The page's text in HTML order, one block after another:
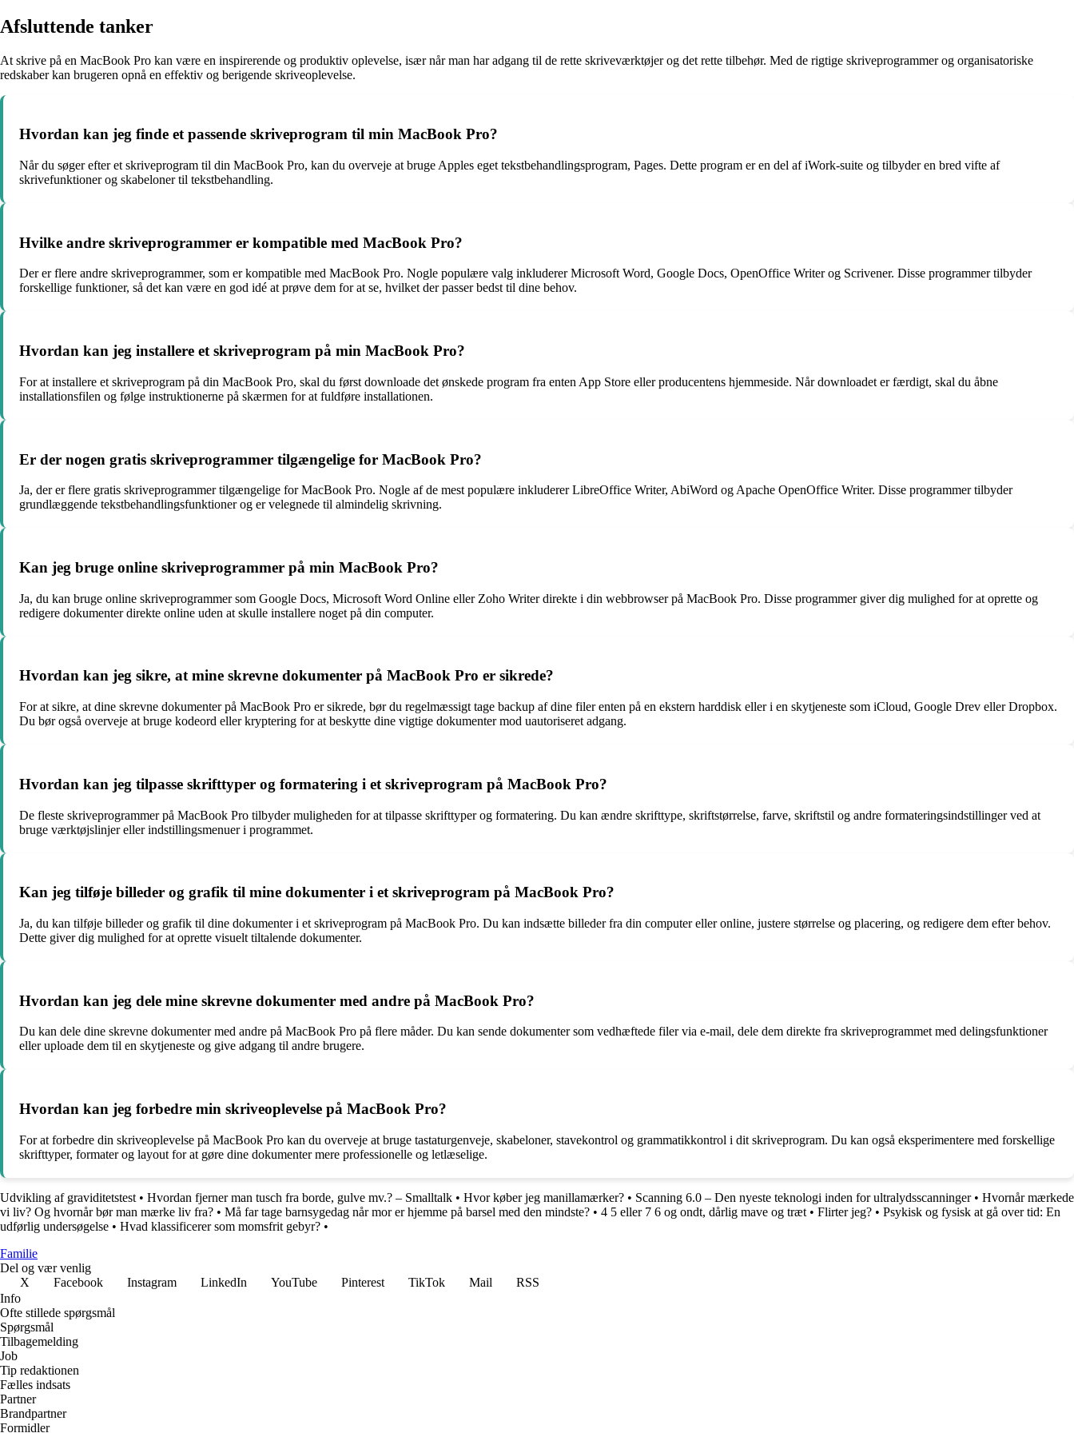
Afsluttende tanker
At skrive på en MacBook Pro kan være en inspirerende og produktiv oplevelse, især når man har adgang til de rette skriveværktøjer og det rette tilbehør. Med de rigtige skriveprogrammer og organisatoriske
redskaber kan brugeren opnå en effektiv og berigende skriveoplevelse.
Hvordan kan jeg finde et passende skriveprogram til min MacBook Pro?
Når du søger efter et skriveprogram til din MacBook Pro, kan du overveje at bruge Apples eget tekstbehandlingsprogram, Pages. Dette program er en del af iWork-suite og tilbyder en bred vifte af
skrivefunktioner og skabeloner til tekstbehandling.
Hvilke andre skriveprogrammer er kompatible med MacBook Pro?
Der er flere andre skriveprogrammer, som er kompatible med MacBook Pro. Nogle populære valg inkluderer Microsoft Word, Google Docs, OpenOffice Writer og Scrivener. Disse programmer tilbyder
forskellige funktioner, så det kan være en god idé at prøve dem for at se, hvilket der passer bedst til dine behov.
Hvordan kan jeg installere et skriveprogram på min MacBook Pro?
For at installere et skriveprogram på din MacBook Pro, skal du først downloade det ønskede program fra enten App Store eller producentens hjemmeside. Når downloadet er færdigt, skal du åbne
installationsfilen og følge instruktionerne på skærmen for at fuldføre installationen.
Er der nogen gratis skriveprogrammer tilgængelige for MacBook Pro?
Ja, der er flere gratis skriveprogrammer tilgængelige for MacBook Pro. Nogle af de mest populære inkluderer LibreOffice Writer, AbiWord og Apache OpenOffice Writer. Disse programmer tilbyder
grundlæggende tekstbehandlingsfunktioner og er velegnede til almindelig skrivning.
Kan jeg bruge online skriveprogrammer på min MacBook Pro?
Ja, du kan bruge online skriveprogrammer som Google Docs, Microsoft Word Online eller Zoho Writer direkte i din webbrowser på MacBook Pro. Disse programmer giver dig mulighed for at oprette og
redigere dokumenter direkte online uden at skulle installere noget på din computer.
Hvordan kan jeg sikre, at mine skrevne dokumenter på MacBook Pro er sikrede?
For at sikre, at dine skrevne dokumenter på MacBook Pro er sikrede, bør du regelmæssigt tage backup af dine filer enten på en ekstern harddisk eller i en skytjeneste som iCloud, Google Drev eller Dropbox.
Du bør også overveje at bruge kodeord eller kryptering for at beskytte dine vigtige dokumenter mod uautoriseret adgang.
Hvordan kan jeg tilpasse skrifttyper og formatering i et skriveprogram på MacBook Pro?
De fleste skriveprogrammer på MacBook Pro tilbyder muligheden for at tilpasse skrifttyper og formatering. Du kan ændre skrifttype, skriftstørrelse, farve, skriftstil og andre formateringsindstillinger ved at
bruge værktøjslinjer eller indstillingsmenuer i programmet.
Kan jeg tilføje billeder og grafik til mine dokumenter i et skriveprogram på MacBook Pro?
Ja, du kan tilføje billeder og grafik til dine dokumenter i et skriveprogram på MacBook Pro. Du kan indsætte billeder fra din computer eller online, justere størrelse og placering, og redigere dem efter behov.
Dette giver dig mulighed for at oprette visuelt tiltalende dokumenter.
Hvordan kan jeg dele mine skrevne dokumenter med andre på MacBook Pro?
Du kan dele dine skrevne dokumenter med andre på MacBook Pro på flere måder. Du kan sende dokumenter som vedhæftede filer via e-mail, dele dem direkte fra skriveprogrammet med delingsfunktioner
eller uploade dem til en skytjeneste og give adgang til andre brugere.
Hvordan kan jeg forbedre min skriveoplevelse på MacBook Pro?
For at forbedre din skriveoplevelse på MacBook Pro kan du overveje at bruge tastaturgenveje, skabeloner, stavekontrol og grammatikkontrol i dit skriveprogram. Du kan også eksperimentere med forskellige
skrifttyper, formater og layout for at gøre dine dokumenter mere professionelle og letlæselige.
Udvikling af graviditetstest • Hvordan fjerner man tusch fra borde, gulve mv.? – Smalltalk • Hvor køber jeg manillamærker? • Scanning 6.0 – Den nyeste teknologi inden for ultralydsscanninger• Hvornår mærkede
vi liv? Og hvornår bør man mærke liv fra? • Må far tage barnsygedag når mor er hjemme på barsel med den mindste? • 4 5 eller 7 6 og ondt, dårlig mave og træt • Flirter jeg? • Psykisk og fysisk at gå over tid: En
udførlig undersøgelse • Hvad klassificerer som momsfrit gebyr? •
Familie
Del og vær venlig
X
Facebook Instagram LinkedIn YouTube Pinterest TikTok Mail
RSS
Info
Ofte stillede spørgsmål
Spørgsmål
Tilbagemelding
Job
Tip redaktionen
Fælles indsats
Partner
Brandpartner
Formidler